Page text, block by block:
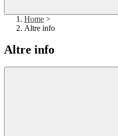
Home >
Altre info
Altre info